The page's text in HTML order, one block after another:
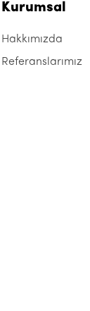
Kurumsal
Hakkımızda
Referanslarımız